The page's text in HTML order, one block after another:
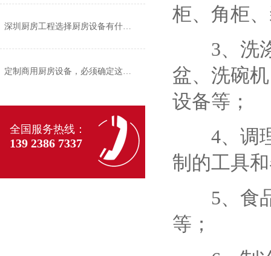
深圳厨房工程选择厨房设备有什么标准？
定制商用厨房设备，必须确定这四个方面
全国服务热线：
139 2386 7337
柜、角柜
3、洗涤
盆、洗碗
设备等；
4、调理
制的工具
5、食品
等；